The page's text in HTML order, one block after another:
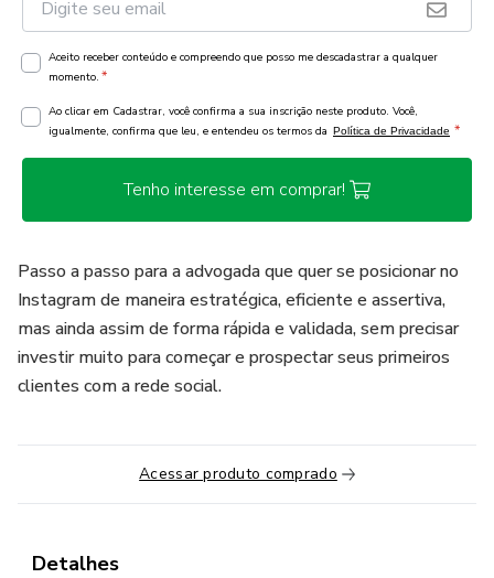
Aceito receber conteúdo e compreendo que posso me descadastrar a qualquer
momento. *
Ao clicar em Cadastrar, você confirma a sua inscrição neste produto. Você,
igualmente, confirma que leu, e entendeu os termos da Política de Privacidade *
Tenho interesse em comprar!
Passo a passo para a advogada que quer se posicionar no
Instagram de maneira estratégica, eficiente e assertiva,
mas ainda assim de forma rápida e validada, sem precisar
investir muito para começar e prospectar seus primeiros
clientes com a rede social.
Acessar produto comprado
Detalhes